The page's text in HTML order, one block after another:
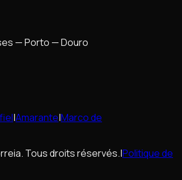
— Porto — Douro
|Amarante|Marco de
Tous droits réservés.|Politique de